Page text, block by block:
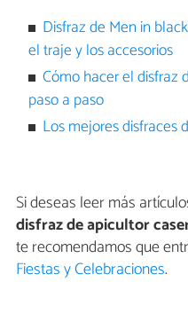
Disfraz de Men in
el traje y los accesorios
Cómo hacer el disfraz
paso a paso
Los mejores disfraces
Si deseas leer más
disfraz de apicultor
te recomendamos que
Fiestas y Celebraciones.